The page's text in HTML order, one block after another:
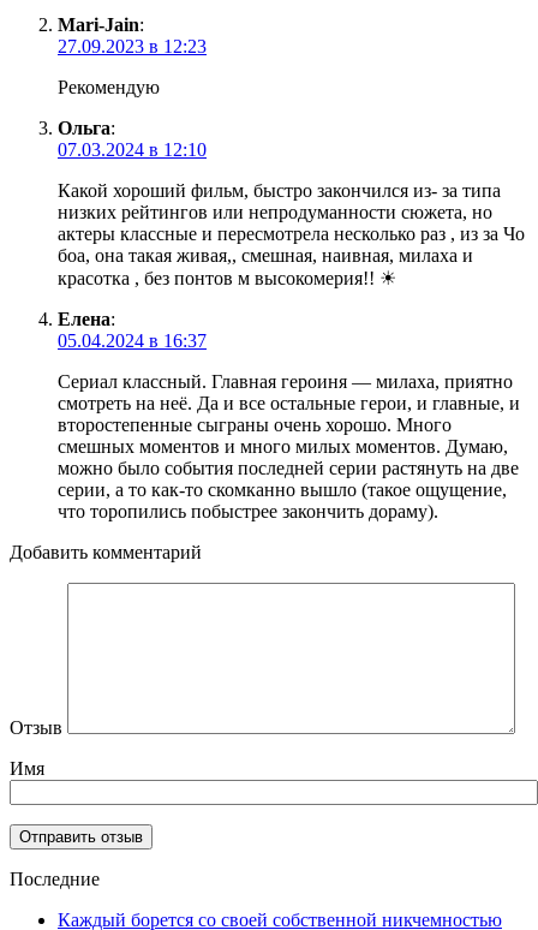
Mari-Jain:
27.09.2023 в 12:23
Рекомендую
Ольга:
07.03.2024 в 12:10
Какой хороший фильм, быстро закончился из- за типа
низких рейтингов или непродуманности сюжета, но
актеры классные и пересмотрела несколько раз , из за Чо
боа, она такая живая,, смешная, наивная, милаха и
красотка , без понтов м высокомерия!! ☀
Елена:
05.04.2024 в 16:37
Сериал классный. Главная героиня — милаха, приятно
смотреть на неё. Да и все остальные герои, и главные, и
второстепенные сыграны очень хорошо. Много
смешных моментов и много милых моментов. Думаю,
можно было события последней серии растянуть на две
серии, а то как-то скомканно вышло (такое ощущение,
что торопились побыстрее закончить дораму).
Добавить комментарий
Отзыв
Имя
Последние
Каждый борется со своей собственной никчемностью